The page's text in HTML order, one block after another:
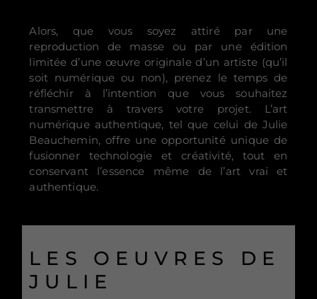
Alors, que vous soyez attiré par une
reproduction de masse ou par une édition
limitée d’une œuvre originale d’un artiste (qu’il
soit numérique ou non), prenez le temps de
réfléchir à l’intention que vous souhaitez
transmettre à travers votre projet. L’art
numérique authentique, tel que celui de Julie
Beauchemin, offre une opportunité unique de
fusionner technologie et créativité, tout en
conservant l’essence même de l’art vrai et
authentique.
LES OEUVRES DE
JULIE